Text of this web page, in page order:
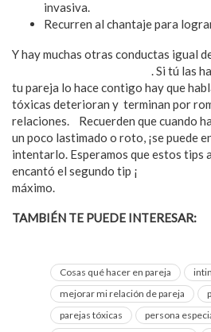
invasiva.
Recurren al chantaje para
Y hay muchas otras conductas igual
. Si tú las
tu pareja lo hace contigo hay que
tóxicas deterioran y terminan por
relaciones. Recuerden que cuando
un poco lastimado o roto, ¡se puede
intentarlo. Esperamos que estos tips
encantó el segundo tip ¡
máximo.
TAMBIÉN TE PUEDE INTERESAR:
Cosas qué hacer en pareja
mejorar mi relación de pareja
parejas tóxicas
persona